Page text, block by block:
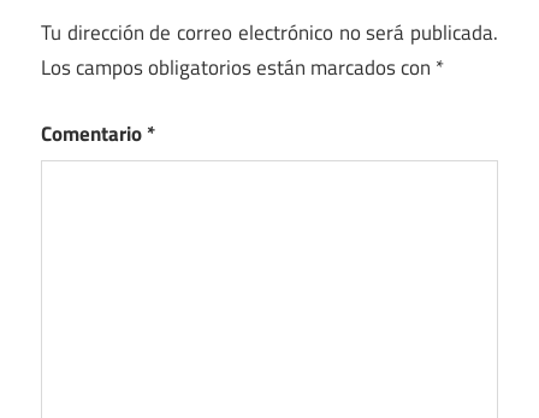
Tu dirección de correo electrónico no será publicada.
Los campos obligatorios están marcados con *
Comentario*